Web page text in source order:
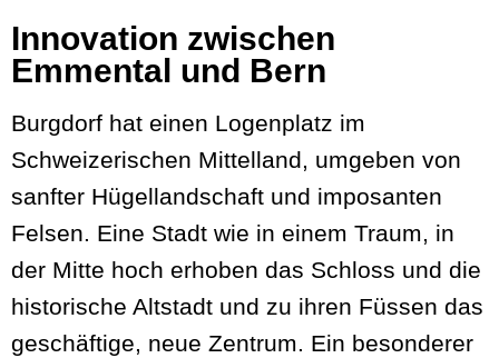
Innovation zwischen
Emmental und Bern
Burgdorf hat einen Logenplatz im
Schweizerischen Mittelland, umgeben von
sanfter Hügellandschaft und imposanten
Felsen. Eine Stadt wie in einem Traum, in
der Mitte hoch erhoben das Schloss und die
historische Altstadt und zu ihren Füssen das
geschäftige, neue Zentrum. Ein besonderer